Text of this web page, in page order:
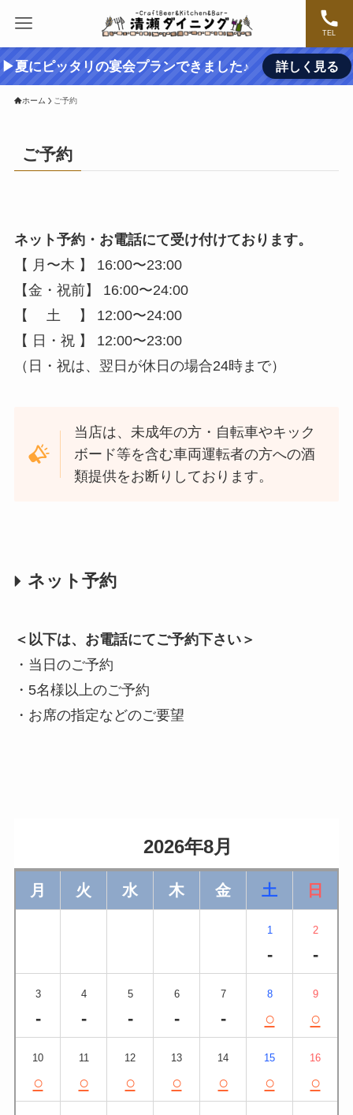
TEL
▶夏にピッタリの宴会プランできました♪ 詳しく見る
ホーム ご予約
ご予約
ネット予約・お電話にて受け付けております。
【 月〜木 】 16:00〜23:00
【金・祝前】 16:00〜24:00
【 土 】 12:00〜24:00
【 日・祝 】 12:00〜23:00
（日・祝は、翌日が休日の場合24時まで）
当店は、未成年の方・自転車やキック
ボード等を含む車両運転者の方への酒
類提供をお断りしております。
ネット予約
＜以下は、お電話にてご予約下さい＞
・当日のご予約
・5名様以上のご予約
・お席の指定などのご要望
                    2026年8月
月 火 水 木 金 土 日
1
-
2
-
3
-
4
-
5
-
6
-
7
-
8
○
9
○
10
○
11
○
12
○
13
○
14
○
15
○
16
○